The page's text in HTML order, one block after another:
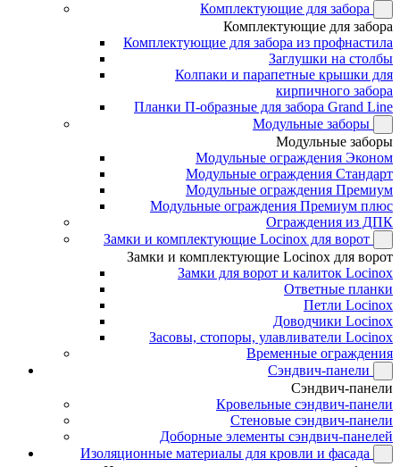
Комплектующие для забора
Комплектующие для забора
Комплектующие для забора из профнастила
Заглушки на столбы
Колпаки и парапетные крышки для
кирпичного забора
Планки П-образные для забора Grand Line
Модульные заборы
Модульные заборы
Модульные ограждения Эконом
Модульные ограждения Стандарт
Модульные ограждения Премиум
Модульные ограждения Премиум плюс
Ограждения из ДПК
Замки и комплектующие Locinox для ворот
Замки и комплектующие Locinox для ворот
Замки для ворот и калиток Locinox
Ответные планки
Петли Locinox
Доводчики Locinox
Засовы, стопоры, улавливатели Locinox
Временные ограждения
Сэндвич-панели
Сэндвич-панели
Кровельные сэндвич-панели
Стеновые сэндвич-панели
Доборные элементы сэндвич-панелей
Изоляционные материалы для кровли и фасада